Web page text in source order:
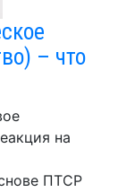
– что
на
ПТСР